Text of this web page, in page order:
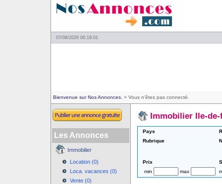
07/08/2026 00:19:01
Bienvenue sur Nos Annonces. > Vous n'êtes pas connecté.
Les Annonces
Immobilier
Location (0)
Loca. vacances (0)
Vente (0)
Immobilier Ile-de-
Pays
Rubrique
Prix
min
max